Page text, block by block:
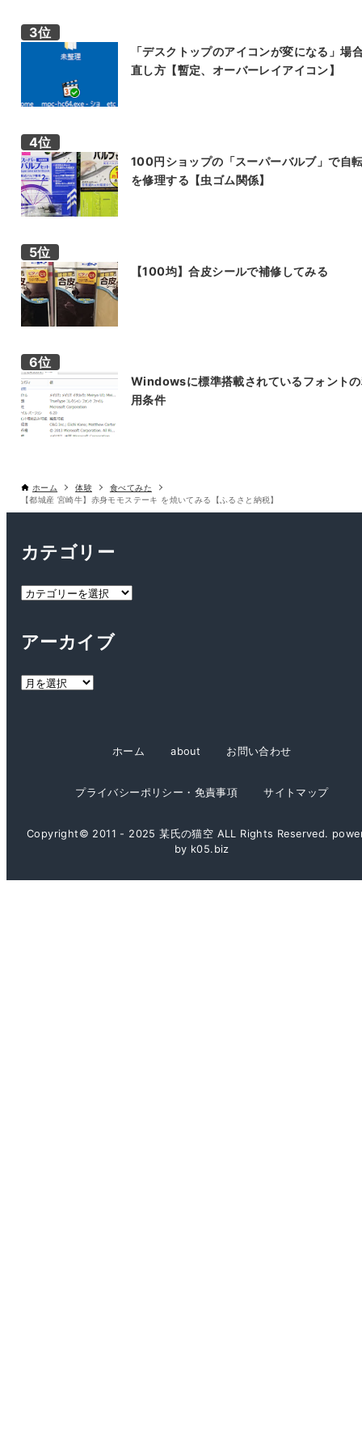
「デスクトップのアイコンが変になる」場
直し方【暫定、オーバーレイアイコン】
100円ショップの「スーパーバルブ」で自
を修理する【虫ゴム関係】
【100均】合皮シールで補修してみる
Windowsに標準搭載されているフォント
用条件
ホーム 体験
食べてみた
【都城産 宮崎牛】赤身モモステーキ を焼いてみる【ふるさと納税】
カテゴリー
カ
リ
アーカイブ
ア
ホーム about お問い合わせ
プライバシーポリシー・免責事項 サイトマップ
Copyright© 2011 - 2025 某氏の猫空 ALL Rights Reserved.
by k05.biz